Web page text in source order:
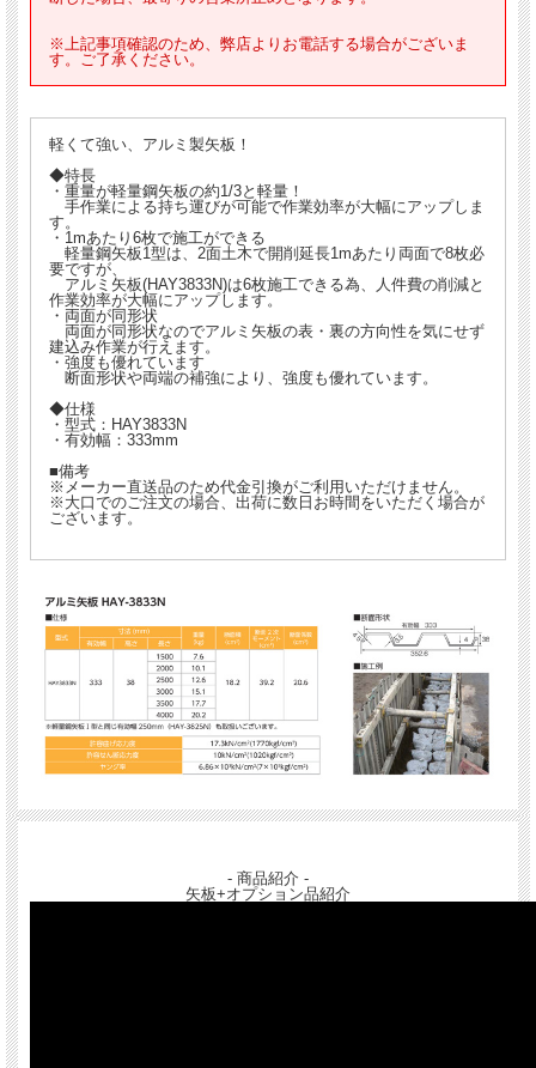
※上記事項確認のため、弊店よりお電話する場合がございま
す。ご了承ください。
軽くて強い、アルミ製矢板！
◆特長
・重量が軽量鋼矢板の約1/3と軽量！
手作業による持ち運びが可能で作業効率が大幅にアップしま
す。
・1mあたり6枚で施工ができる
軽量鋼矢板1型は、2面土木で開削延長1mあたり両面で8枚必
要ですが、
アルミ矢板(HAY3833N)は6枚施工できる為、人件費の削減と
作業効率が大幅にアップします。
・両面が同形状
両面が同形状なのでアルミ矢板の表・裏の方向性を気にせず
建込み作業が行えます。
・強度も優れています
断面形状や両端の補強により、強度も優れています。
◆仕様
・型式：HAY3833N
・有効幅：333mm
■備考
※メーカー直送品のため代金引換がご利用いただけません。
※大口でのご注文の場合、出荷に数日お時間をいただく場合が
ございます。
- 商品紹介 -
矢板+オプション品紹介